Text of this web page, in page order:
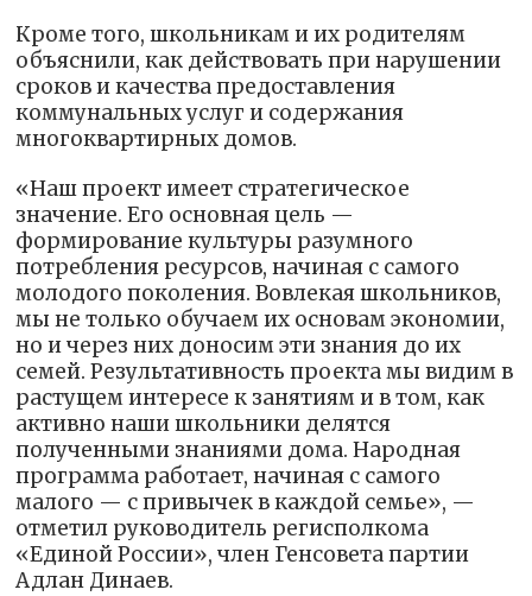
Кроме того, школьникам и их родителям
объяснили, как действовать при нарушении
сроков и качества предоставления
коммунальных услуг и содержания
многоквартирных домов.
«Наш проект имеет стратегическое
значение. Его основная цель —
формирование культуры разумного
потребления ресурсов, начиная с самого
молодого поколения. Вовлекая школьников,
мы не только обучаем их основам экономии,
но и через них доносим эти знания до их
семей. Результативность проекта мы видим в
растущем интересе к занятиям и в том, как
активно наши школьники делятся
полученными знаниями дома. Народная
программа работает, начиная с самого
малого — с привычек в каждой семье», —
отметил руководитель регисполкома
«Единой России», член Генсовета партии
Адлан Динаев.